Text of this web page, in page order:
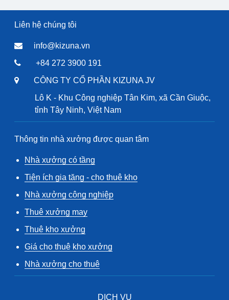
Liên hệ chúng tôi
info@kizuna.vn
+84 272 3900 191
CÔNG TY CỔ PHẦN KIZUNA JV
Lô K - Khu Công nghiệp Tân Kim, xã Cần Giuộc,
tỉnh Tây Ninh, Việt Nam
Thông tin nhà xưởng được quan tâm
Nhà xưởng có tầng
Tiện ích gia tăng - cho thuê kho
Nhà xưởng công nghiệp
Thuê xưởng may
Thuê kho xưởng
Giá cho thuê kho xưởng
Nhà xưởng cho thuê
DỊCH VỤ